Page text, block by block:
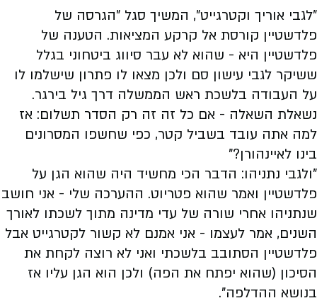
"לגבי אוריך וקטרגייט", המשיך סגל "הגרסה של
פלדשטיין קורסת אל קרקע המציאות. הטענה של
פלדשטיין היא - שהוא לא עבר סיווג ביטחוני בגלל
ששיקר לגבי עישון סם ולכן מצאו לו פתרון שישלמו לו
על העבודה בלשכת ראש הממשלה דרך גיל בירגר.
נשאלת השאלה - אם כל זה זה רק הסדר תשלום: אז
למה אתה עובד בשביל קטר, כפי שחשפו המסרונים
בינו לאיינהורן?"
"ולגבי נתניהו: הדבר הכי מחשיד היה שהוא הגן על
פלדשטיין ואמר שהוא פטריוט. ההערכה שלי - אני חושב
שנתניהו אחרי שורה של עדי מדינה מתוך לשכתו לאורך
השנים, אמר לעצמו - אני אמנם לא קשור לקטרגייט אבל
פלדשטיין הסתובב בלשכתי ואני לא רוצה לקחת את
הסיכון (שהוא יפתח את הפה) ולכן הוא הגן עליו אז
בנושא ההדלפה".